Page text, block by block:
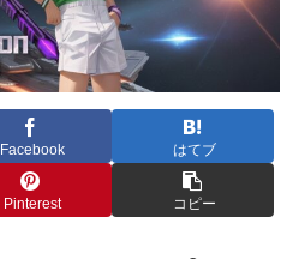
Facebook はてブ
Pinterest コピー